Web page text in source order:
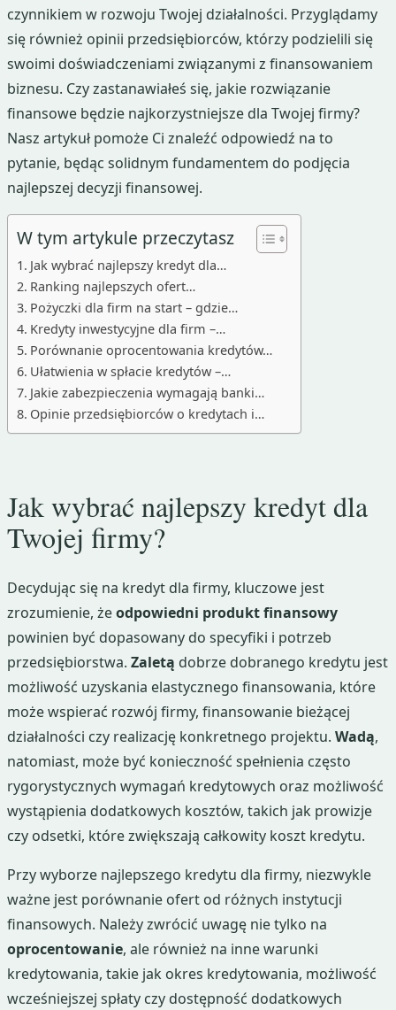
czynnikiem w rozwoju Twojej działalności. Przyglądamy
się również opinii przedsiębiorców, którzy podzielili się
swoimi doświadczeniami związanymi z finansowaniem
biznesu. Czy zastanawiałeś się, jakie rozwiązanie
finansowe będzie najkorzystniejsze dla Twojej firmy?
Nasz artykuł pomoże Ci znaleźć odpowiedź na to
pytanie, będąc solidnym fundamentem do podjęcia
najlepszej decyzji finansowej.
W tym artykule przeczytasz
Jak wybrać najlepszy kredyt dla…
Ranking najlepszych ofert…
Pożyczki dla firm na start – gdzie…
Kredyty inwestycyjne dla firm –…
Porównanie oprocentowania kredytów…
Ułatwienia w spłacie kredytów –…
Jakie zabezpieczenia wymagają banki…
Opinie przedsiębiorców o kredytach i…
Jak wybrać najlepszy kredyt dla
Twojej firmy?
Decydując się na kredyt dla firmy, kluczowe jest
zrozumienie, żeodpowiedni produkt finansowy
powinien być dopasowany do specyfiki i potrzeb
przedsiębiorstwa. Zaletą dobrze dobranego kredytu jest
możliwość uzyskania elastycznego finansowania, które
może wspierać rozwój firmy, finansowanie bieżącej
działalności czy realizację konkretnego projektu. Wadą,
natomiast, może być konieczność spełnienia często
rygorystycznych wymagań kredytowych oraz możliwość
wystąpienia dodatkowych kosztów, takich jak prowizje
czy odsetki, które zwiększają całkowity koszt kredytu.
Przy wyborze najlepszego kredytu dla firmy, niezwykle
ważne jest porównanie ofert od różnych instytucji
finansowych. Należy zwrócić uwagę nie tylko na
oprocentowanie, ale również na inne warunki
kredytowania, takie jak okres kredytowania, możliwość
wcześniejszej spłaty czy dostępność dodatkowych